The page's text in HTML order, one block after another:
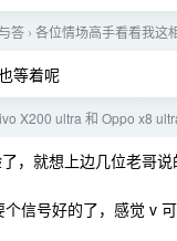
答 › 各位情场高手看看我这
等着呢
X200 ultra 和 Oppo x8
，就想上边几位老哥
信号好的了，感觉 v